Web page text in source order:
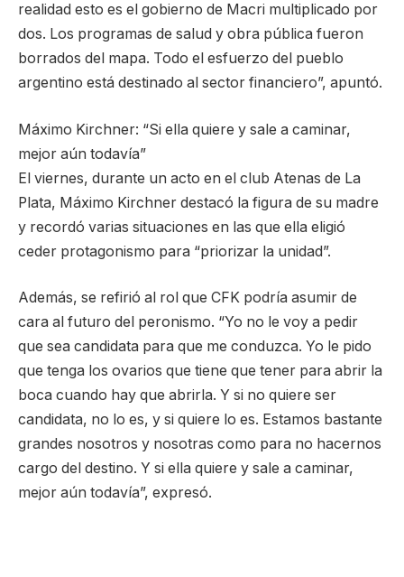
realidad esto es el gobierno de Macri multiplicado por
dos. Los programas de salud y obra pública fueron
borrados del mapa. Todo el esfuerzo del pueblo
argentino está destinado al sector financiero”, apuntó.
Máximo Kirchner: “Si ella quiere y sale a caminar,
mejor aún todavía”
El viernes, durante un acto en el club Atenas de La
Plata, Máximo Kirchner destacó la figura de su madre
y recordó varias situaciones en las que ella eligió
ceder protagonismo para “priorizar la unidad”.
Además, se refirió al rol que CFK podría asumir de
cara al futuro del peronismo. “Yo no le voy a pedir
que sea candidata para que me conduzca. Yo le pido
que tenga los ovarios que tiene que tener para abrir la
boca cuando hay que abrirla. Y si no quiere ser
candidata, no lo es, y si quiere lo es. Estamos bastante
grandes nosotros y nosotras como para no hacernos
cargo del destino. Y si ella quiere y sale a caminar,
mejor aún todavía”, expresó.